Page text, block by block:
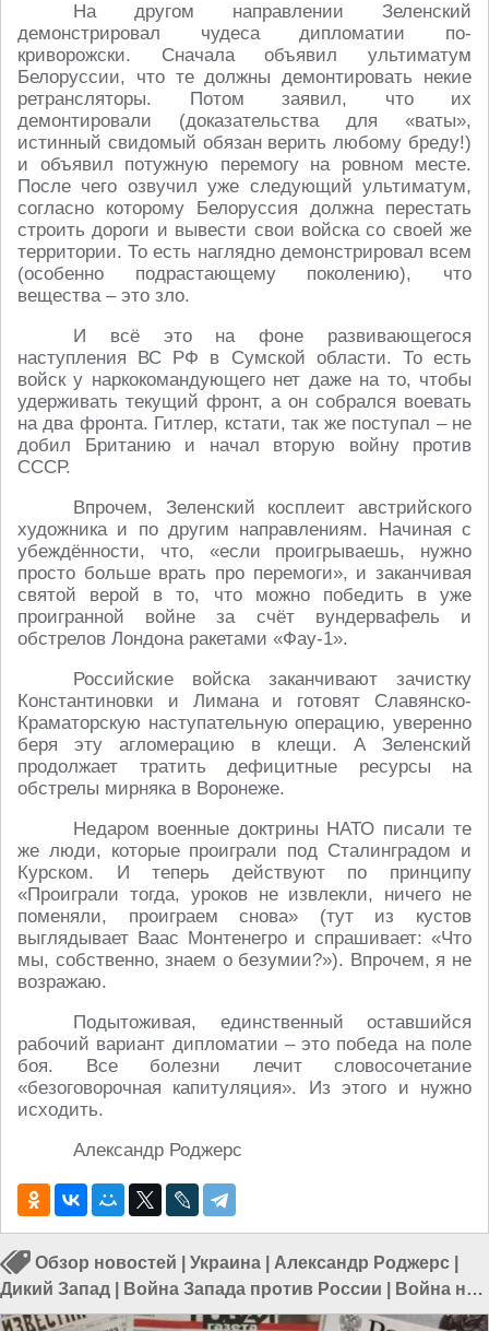
На другом направлении Зеленский
демонстрировал чудеса дипломатии по-
криворожски. Сначала объявил ультиматум
Белоруссии, что те должны демонтировать некие
ретрансляторы. Потом заявил, что их
демонтировали (доказательства для «ваты»,
истинный свидомый обязан верить любому бреду!)
и объявил потужную перемогу на ровном месте.
После чего озвучил уже следующий ультиматум,
согласно которому Белоруссия должна перестать
строить дороги и вывести свои войска со своей же
территории. То есть наглядно демонстрировал всем
(особенно подрастающему поколению), что
вещества – это зло.
И всё это на фоне развивающегося
наступления ВС РФ в Сумской области. То есть
войск у наркокомандующего нет даже на то, чтобы
удерживать текущий фронт, а он собрался воевать
на два фронта. Гитлер, кстати, так же поступал – не
добил Британию и начал вторую войну против
СССР.
Впрочем, Зеленский косплеит австрийского
художника и по другим направлениям. Начиная с
убеждённости, что, «если проигрываешь, нужно
просто больше врать про перемоги», и заканчивая
святой верой в то, что можно победить в уже
проигранной войне за счёт вундервафель и
обстрелов Лондона ракетами «Фау-1».
Российские войска заканчивают зачистку
Константиновки и Лимана и готовят Славянско-
Краматорскую наступательную операцию, уверенно
беря эту агломерацию в клещи. А Зеленский
продолжает тратить дефицитные ресурсы на
обстрелы мирняка в Воронеже.
Недаром военные доктрины НАТО писали те
же люди, которые проиграли под Сталинградом и
Курском. И теперь действуют по принципу
«Проиграли тогда, уроков не извлекли, ничего не
поменяли, проиграем снова» (тут из кустов
выглядывает Ваас Монтенегро и спрашивает: «Что
мы, собственно, знаем о безумии?»). Впрочем, я не
возражаю.
Подытоживая, единственный оставшийся
рабочий вариант дипломатии – это победа на поле
боя. Все болезни лечит словосочетание
«безоговорочная капитуляция». Из этого и нужно
исходить.
Александр Роджерс
Обзор новостей Украина Александр Роджерс
Дикий Запад
Война Запада против России
Война на
Украине